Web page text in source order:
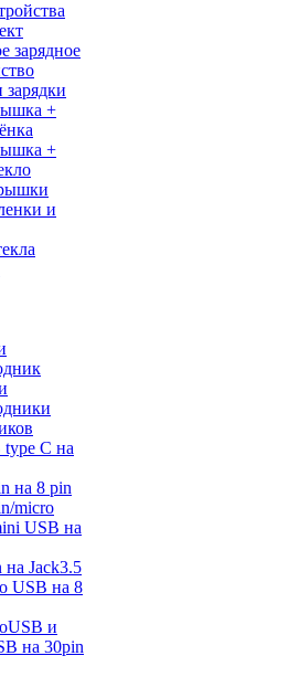
зарядное
зарядки
+
+
и
C на
на 8 pin
micro
USB на
Jack3.5
USB на 8
и
на 30pin